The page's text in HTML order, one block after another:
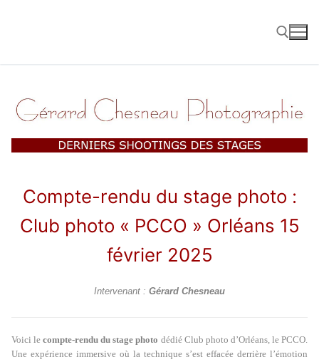
Compte-rendu du stage photo :
Club photo « PCCO » Orléans 15
février 2025
Intervenant : Gérard Chesneau
Voici lecompte-rendu du stage photo dédié Club photo d’Orléans, le PCCO.
Une expérience immersive où la technique s’est effacée derrière l’émotion